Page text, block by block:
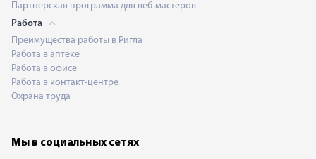
Партнерская программа для веб-мастеров
Работа
Преимущества работы в Ригла
Работа в аптеке
Работа в офисе
Работа в контакт-центре
Охрана труда
Мы в социальных сетях